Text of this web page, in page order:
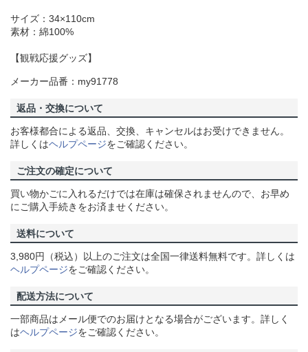
サイズ：34×110cm
素材：綿100%
【観戦応援グッズ】
メーカー品番：my91778
返品・交換について
お客様都合による返品、交換、キャンセルはお受けできません。
詳しくはヘルプページをご確認ください。
ご注文の確定について
買い物かごに入れるだけでは在庫は確保されませんので、お早め
にご購入手続きをお済ませください。
送料について
3,980円（税込）以上のご注文は全国一律送料無料です。詳しくは
ヘルプページをご確認ください。
配送方法について
一部商品はメール便でのお届けとなる場合がございます。詳しく
はヘルプページをご確認ください。